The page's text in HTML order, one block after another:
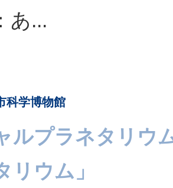
あ...
科学博物館
ルプラネタリウ
リウム」